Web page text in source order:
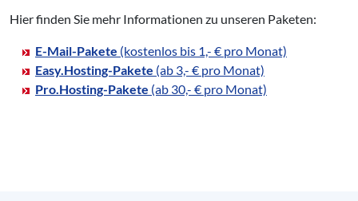
Hier finden Sie mehr Informationen zu unseren Paketen:
E-Mail-Pakete (kostenlos bis 1,- € pro Monat)
Easy.Hosting-Pakete (ab 3,- € pro Monat)
Pro.Hosting-Pakete (ab 30,- € pro Monat)